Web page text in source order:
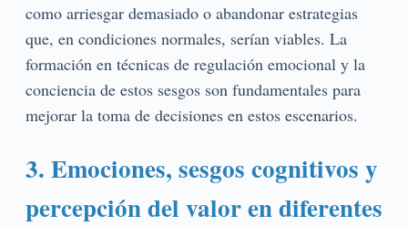
como arriesgar demasiado o abandonar estrategias
que, en condiciones normales, serían viables. La
formación en técnicas de regulación emocional y la
conciencia de estos sesgos son fundamentales para
mejorar la toma de decisiones en estos escenarios.
3. Emociones, sesgos cognitivos y
percepción del valor en diferentes